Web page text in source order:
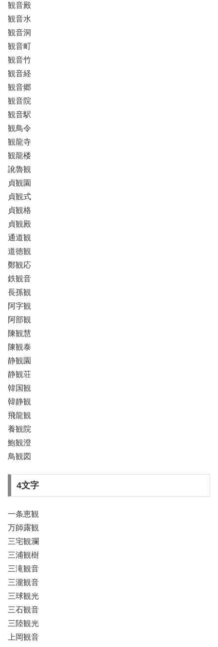
観音殿
観音水
観音洞
観音町
観音竹
観音経
観音郷
観音院
観音駅
観鳥令
観龍寺
観龍楼
訛魯観
貞観園
貞観式
貞観格
貞観殿
通道観
道徳観
鄭観応
鉄観音
長孫観
阿字観
阿部観
陳観慧
陳観泰
静観園
静観荘
韓国観
韓静観
飛龍観
養観院
鮑観澄
鳥観図
4文字
一条恵観
万師露観
三宅観瀾
三浦観樹
三滝観音
三瀧観音
三球観光
三石観音
三陸観光
上岡観音